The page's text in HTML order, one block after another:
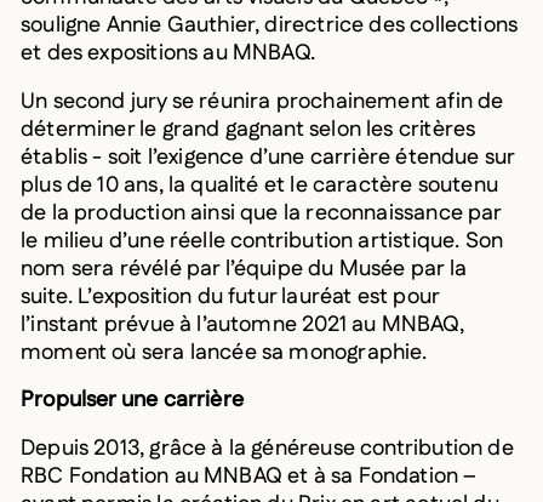
souligne Annie Gauthier, directrice des collections
et des expositions au MNBAQ.
Un second jury se réunira prochainement afin de
déterminer le grand gagnant selon les critères
établis - soit l’exigence d’une carrière étendue sur
plus de 10 ans, la qualité et le caractère soutenu
de la production ainsi que la reconnaissance par
le milieu d’une réelle contribution artistique. Son
nom sera révélé par l’équipe du Musée par la
suite. L’exposition du futur lauréat est pour
l’instant prévue à l’automne 2021 au MNBAQ,
moment où sera lancée sa monographie.
Propulser une carrière
Depuis 2013, grâce à la généreuse contribution de
RBC Fondation au MNBAQ et à sa Fondation –